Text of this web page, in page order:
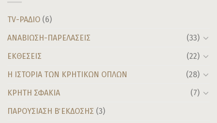
TV-ΡΑΔΙΟ (6)
ΑΝΑΒΙΩΣΗ-ΠΑΡΕΛΑΣΕΙΣ
(33)
ΕΚΘΕΣΕΙΣ
(22)
Η ΙΣΤΟΡΙΑ ΤΩΝ ΚΡΗΤΙΚΩΝ ΟΠΛΩΝ
(28)
ΚΡΗΤΗ ΣΦΑΚΙΑ
(7)
ΠΑΡΟΥΣΙΑΣΗ Β΄ ΕΚΔΟΣΗΣ (3)